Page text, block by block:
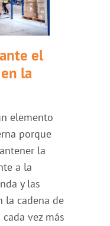
el
la
elemento
porque
la
a la
y las
la cadena de
vez más